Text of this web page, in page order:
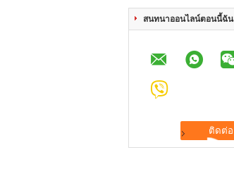
สนทนาออนไลน์ตอนนี้ฉัน